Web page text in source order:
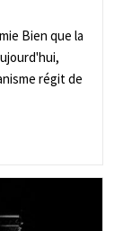
Bien que la
régit de